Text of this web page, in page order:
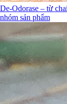
De-Odorase – từ
nhóm sản phẩm